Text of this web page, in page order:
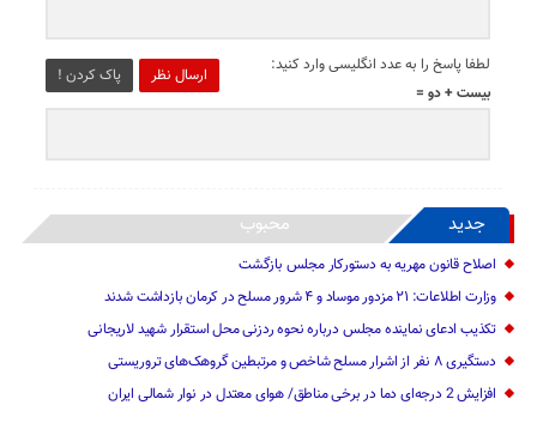
ارسال نظر پاک کردن !
لطفا پاسخ را به عدد انگلیسی وارد کنید:
بیست + دو =
جدید محبوب
اصلاح قانون مهریه به دستورکار مجلس بازگشت
وزارت اطلاعات: ۲۱ مزدور موساد و ۴ شرور مسلح در کرمان بازداشت شدند
تکذیب ادعای نماینده مجلس درباره نحوه ردزنی محل استقرار شهید لاریجانی
دستگیری ۸ نفر از اشرار مسلح شاخص و مرتبطین گروهک‌های تروریستی
افزایش 2 درجه‌ای دما در برخی مناطق/ هوای معتدل در نوار شمالی ایران